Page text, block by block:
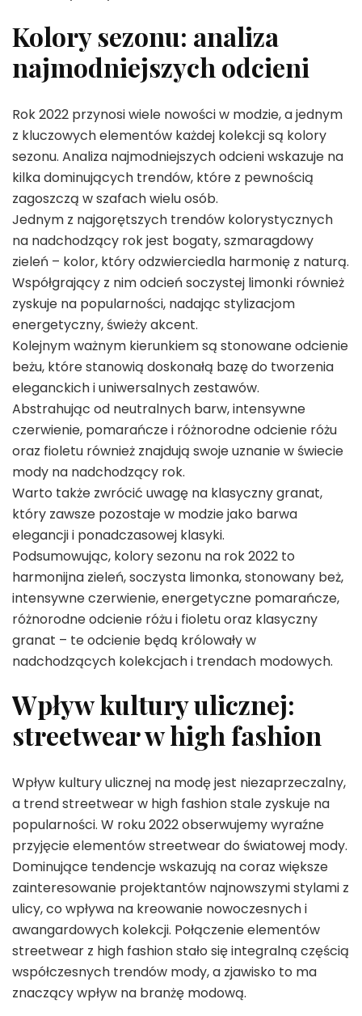
Kolory sezonu: analiza
najmodniejszych odcieni
Rok 2022 przynosi wiele nowości w modzie, a jednym
z kluczowych elementów każdej kolekcji są kolory
sezonu. Analiza najmodniejszych odcieni wskazuje na
kilka dominujących trendów, które z pewnością
zagoszczą w szafach wielu osób.
Jednym z najgorętszych trendów kolorystycznych
na nadchodzący rok jest bogaty, szmaragdowy
zieleń – kolor, który odzwierciedla harmonię z naturą.
Współgrający z nim odcień soczystej limonki również
zyskuje na popularności, nadając stylizacjom
energetyczny, świeży akcent.
Kolejnym ważnym kierunkiem są stonowane odcienie
beżu, które stanowią doskonałą bazę do tworzenia
eleganckich i uniwersalnych zestawów.
Abstrahując od neutralnych barw, intensywne
czerwienie, pomarańcze i różnorodne odcienie różu
oraz fioletu również znajdują swoje uznanie w świecie
mody na nadchodzący rok.
Warto także zwrócić uwagę na klasyczny granat,
który zawsze pozostaje w modzie jako barwa
elegancji i ponadczasowej klasyki.
Podsumowując, kolory sezonu na rok 2022 to
harmonijna zieleń, soczysta limonka, stonowany beż,
intensywne czerwienie, energetyczne pomarańcze,
różnorodne odcienie różu i fioletu oraz klasyczny
granat – te odcienie będą królowały w
nadchodzących kolekcjach i trendach modowych.
Wpływ kultury ulicznej:
streetwear w high fashion
Wpływ kultury ulicznej na modę jest niezaprzeczalny,
a trend streetwear w high fashion stale zyskuje na
popularności. W roku 2022 obserwujemy wyraźne
przyjęcie elementów streetwear do światowej mody.
Dominujące tendencje wskazują na coraz większe
zainteresowanie projektantów najnowszymi stylami z
ulicy, co wpływa na kreowanie nowoczesnych i
awangardowych kolekcji. Połączenie elementów
streetwear z high fashion stało się integralną częścią
współczesnych trendów mody, a zjawisko to ma
znaczący wpływ na branżę modową.